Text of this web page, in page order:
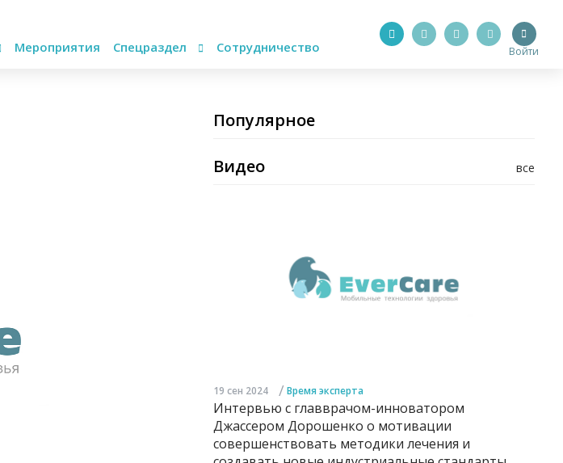
Мероприятия Спецраздел Сотрудничество Войти
Популярное
все
Видео
19 сен 2024 / Время эксперта
Интервью с главврачом-инноватором
Джассером Дорошенко о мотивации
совершенствовать методики лечения и